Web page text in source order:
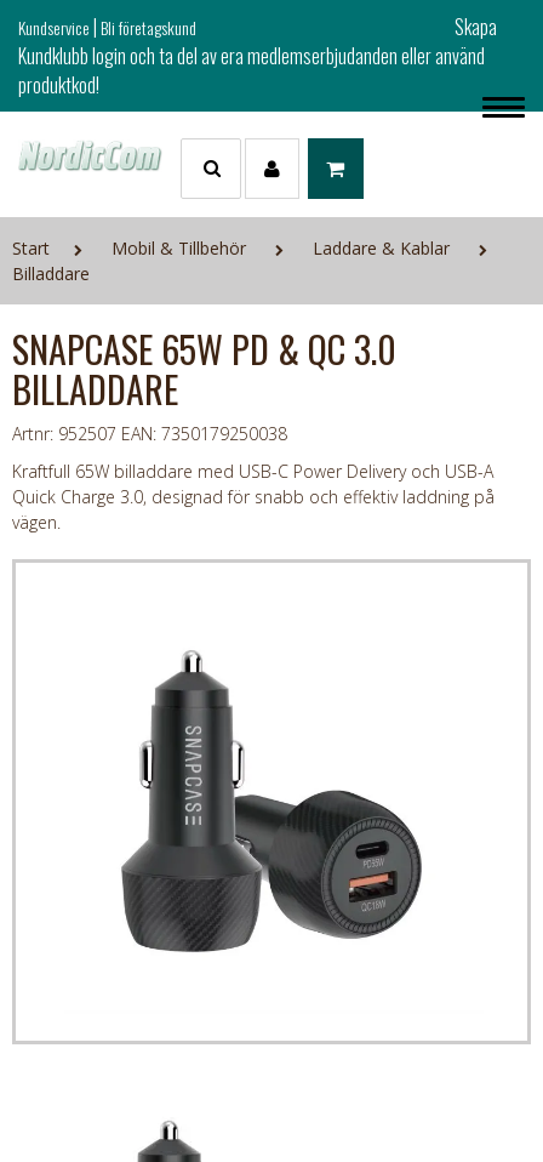
Kundservice|Bli företagskund
Skapa
Kundklubb login och ta del av era medlemserbjudanden eller använd
produktkod!
Start Mobil & Tillbehör
Laddare & Kablar
Billaddare
SNAPCASE 65W PD & QC 3.0
BILLADDARE
Artnr: 952507 EAN: 7350179250038
Kraftfull 65W billaddare med USB-C Power Delivery och USB-A
Quick Charge 3.0, designad för snabb och effektiv laddning på
vägen.